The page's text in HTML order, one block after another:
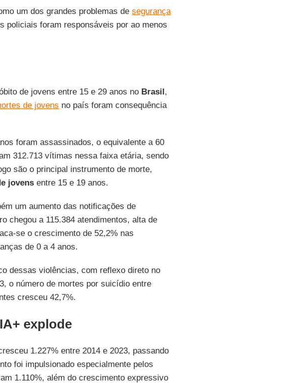
um dos grandes problemas de segurança
policiais foram responsáveis por ao menos
de jovens entre 15 e 29 anos no Brasil,
de jovens no país foram consequência
foram assassinados, o equivalente a 60
312.713 vítimas nessa faixa etária, sendo
são o principal instrumento de morte,
jovensentre 15 e 19 anos.
um aumento das notificações de
chegou a 115.384 atendimentos, alta de
se o crescimento de 52,2% nas
de 0 a 4 anos.
dessas violências, com reflexo direto no
o número de mortes por suicídio entre
cresceu 42,7%.
explode
1.227% entre 2014 e 2023, passando
foi impulsionado especialmente pelos
1.110%, além do crescimento expressivo